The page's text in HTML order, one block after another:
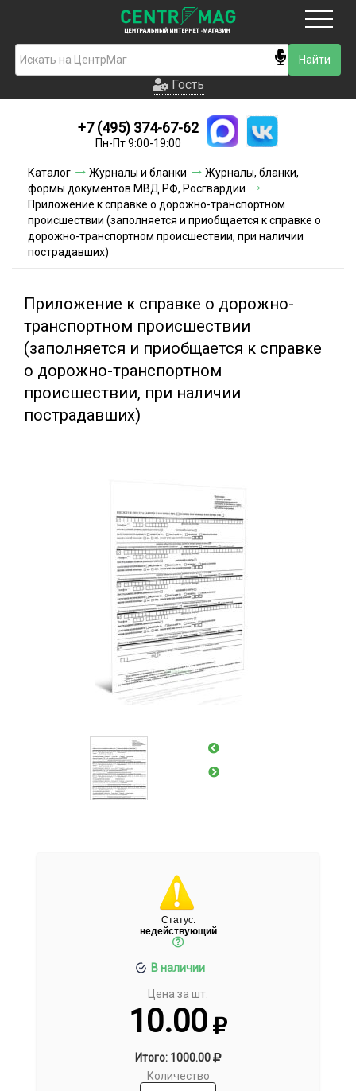
Гость
Новинки
Условия доставки
Условия оплаты
Контакты
Гость
+7 (495) 374-67-62
Пн-Пт 9:00-19:00
Каталог Журналы и бланки
Журналы, бланки,
формы документов МВД РФ, Росгвардии
Приложение к справке о дорожно-транспортном
происшествии (заполняется и приобщается к справке о
дорожно-транспортном происшествии, при наличии
пострадавших)
Приложение к справке о дорожно-
транспортном происшествии
(заполняется и приобщается к справке
о дорожно-транспортном
происшествии, при наличии
пострадавших)
Статус:
недействующий
В наличии
Цена за шт.
10.00
Итого: 1000.00
Количество